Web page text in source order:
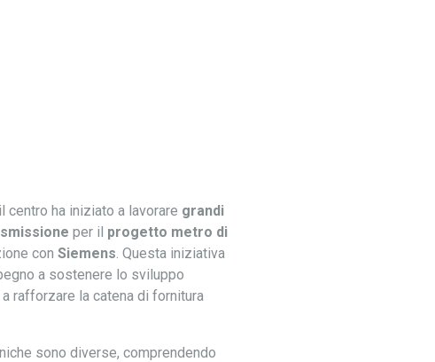
centro ha iniziato a lavorare grandi
per il progetto metro di
con Siemens . Questa iniziativa
a sostenere lo sviluppo
rafforzare la catena di fornitura
sono diverse, comprendendo